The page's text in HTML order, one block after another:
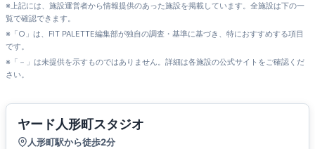
※上記には、施設運営者から情報提供のあった施設を掲載しています。全施設は下の一
覧で確認できます。
※「○」は、FIT PALETTE編集部が独自の調査・基準に基づき、特におすすめする項目
です。
※「－」は未提供を示すものではありません。詳細は各施設の公式サイトをご確認くだ
さい。
ヤード人形町スタジオ
人形町駅から徒歩2分